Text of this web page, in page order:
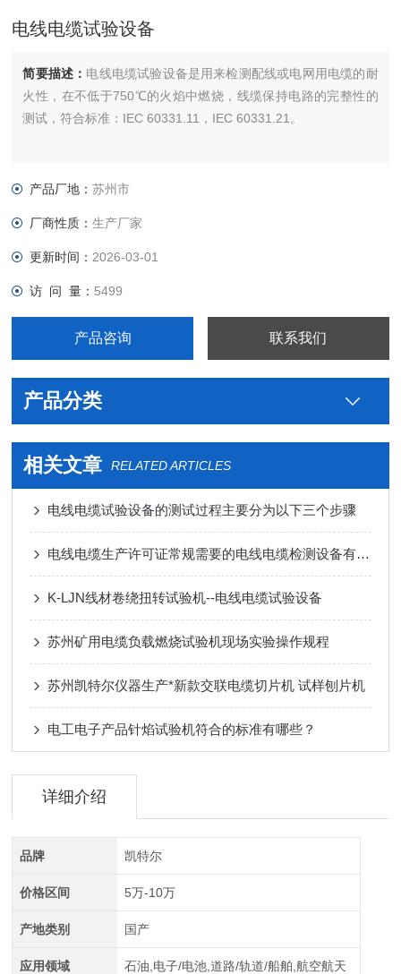
电线电缆试验设备
简要描述： 电线电缆试验设备是用来检测配线或电网用电缆的耐
火性，在不低于750℃的火焰中燃烧，线缆保持电路的完整性的
测试，符合标准：IEC 60331.11，IEC 60331.21。
产品厂地：苏州市
厂商性质：生产厂家
更新时间： 2026-03-01
访 问 量： 5499
产品咨询 联系我们
产品分类
相关文章 RELATED ARTICLES
电线电缆试验设备的测试过程主要分为以下三个步骤
电线电缆生产许可证常规需要的电线电缆检测设备有哪些?
K-LJN线材卷绕扭转试验机--电线电缆试验设备
苏州矿用电缆负载燃烧试验机现场实验操作规程
苏州凯特尔仪器生产*新款交联电缆切片机 试样刨片机
电工电子产品针焰试验机符合的标准有哪些？
详细介绍
品牌 凯特尔
价格区间 5万-10万
产地类别 国产
应用领域 石油,电子/电池,道路/轨道/船舶,航空航天